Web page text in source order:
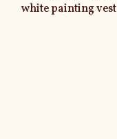
white painting vest